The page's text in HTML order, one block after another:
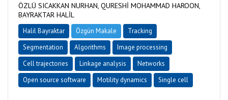
ÖZLÜ SICAKKAN NURHAN, QURESHİ MOHAMMAD HAROON,
BAYRAKTAR HALİL
Halil Bayraktar Özgün Makale
Tracking
Segmentation
Algorithms
Image processing
Cell trajectories
Linkage analysis
Networks
Open source software
Motility dynamics Single cell